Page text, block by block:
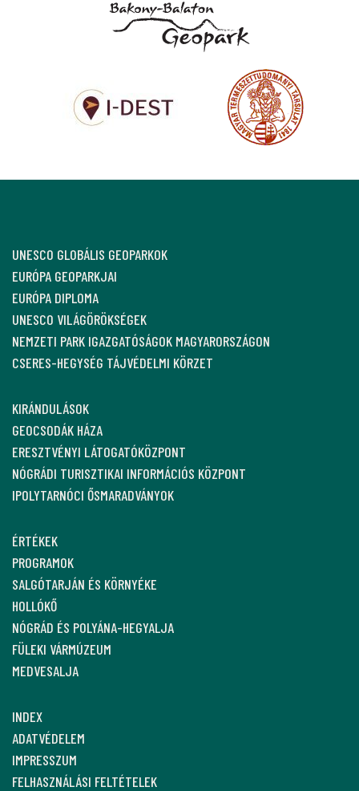
UNESCO GLOBÁLIS GEOPARKOK
EURÓPA GEOPARKJAI
EURÓPA DIPLOMA
UNESCO VILÁGÖRÖKSÉGEK
NEMZETI PARK IGAZGATÓSÁGOK MAGYARORSZÁGON
CSERES-HEGYSÉG TÁJVÉDELMI KÖRZET
KIRÁNDULÁSOK
GEOCSODÁK HÁZA
ERESZTVÉNYI LÁTOGATÓKÖZPONT
NÓGRÁDI TURISZTIKAI INFORMÁCIÓS KÖZPONT
IPOLYTARNÓCI ŐSMARADVÁNYOK
ÉRTÉKEK
PROGRAMOK
SALGÓTARJÁN ÉS KÖRNYÉKE
HOLLÓKŐ
NÓGRÁD ÉS POLYÁNA-HEGYALJA
FÜLEKI VÁRMÚZEUM
MEDVESALJA
INDEX
ADATVÉDELEM
IMPRESSZUM
FELHASZNÁLÁSI FELTÉTELEK